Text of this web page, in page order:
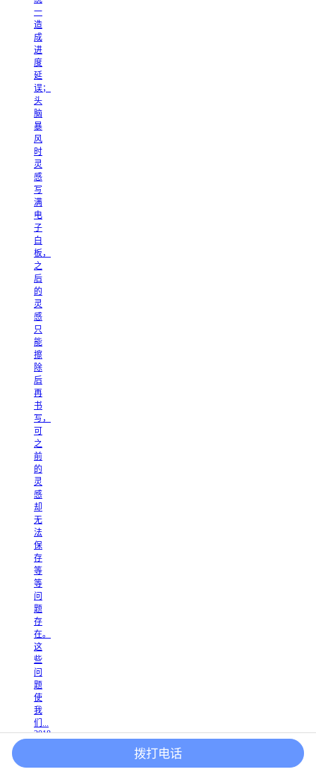
一
造
成
进
度
延
误；
头
脑
暴
风
时
灵
感
写
满
电
子
白
板，
之
后
的
灵
感
只
能
擦
除
后
再
书
写，
可
之
前
的
灵
感
却
无
法
保
存
等
等
问
题
存
在。
这
些
问
题
使
我
们...
2018
-
拨打电话